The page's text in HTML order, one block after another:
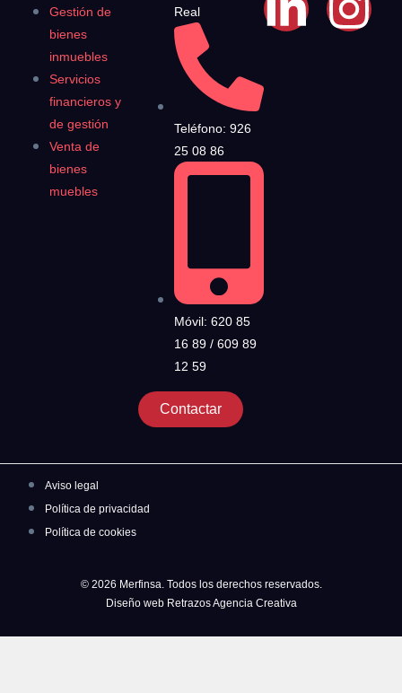
Gestión de
bienes
inmuebles
Servicios
financieros y
de gestión
Venta de
bienes
muebles
Real
Teléfono: 926
25 08 86
Móvil: 620 85
16 89 / 609 89
12 59
Contactar
Aviso legal
Política de privacidad
Política de cookies
© 2026 Merfinsa. Todos los derechos reservados.
Diseño web Retrazos Agencia Creativa